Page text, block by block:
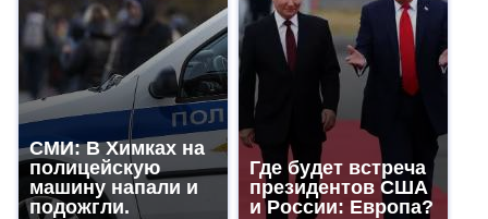
СМИ: В Химках на
полицейскую
машину напали и
подожгли.
Где будет встреча
президентов США
и России: Европа?